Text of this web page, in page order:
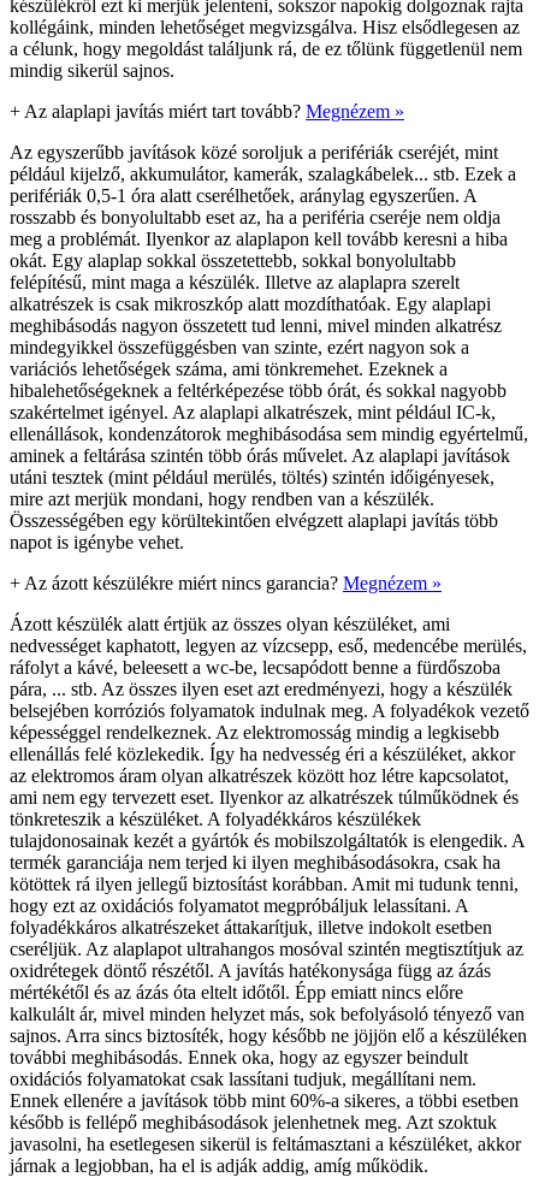
készülékről ezt ki merjük jelenteni, sokszor napokig dolgoznak rajta
kollégáink, minden lehetőséget megvizsgálva. Hisz elsődlegesen az
a célunk, hogy megoldást találjunk rá, de ez tőlünk függetlenül nem
mindig sikerül sajnos.
+ Az alaplapi javítás miért tart tovább? Megnézem »
Az egyszerűbb javítások közé soroljuk a perifériák cseréjét, mint
például kijelző, akkumulátor, kamerák, szalagkábelek... stb. Ezek a
perifériák 0,5-1 óra alatt cserélhetőek, aránylag egyszerűen. A
rosszabb és bonyolultabb eset az, ha a periféria cseréje nem oldja
meg a problémát. Ilyenkor az alaplapon kell tovább keresni a hiba
okát. Egy alaplap sokkal összetettebb, sokkal bonyolultabb
felépítésű, mint maga a készülék. Illetve az alaplapra szerelt
alkatrészek is csak mikroszkóp alatt mozdíthatóak. Egy alaplapi
meghibásodás nagyon összetett tud lenni, mivel minden alkatrész
mindegyikkel összefüggésben van szinte, ezért nagyon sok a
variációs lehetőségek száma, ami tönkremehet. Ezeknek a
hibalehetőségeknek a feltérképezése több órát, és sokkal nagyobb
szakértelmet igényel. Az alaplapi alkatrészek, mint például IC-k,
ellenállások, kondenzátorok meghibásodása sem mindig egyértelmű,
aminek a feltárása szintén több órás művelet. Az alaplapi javítások
utáni tesztek (mint például merülés, töltés) szintén időigényesek,
mire azt merjük mondani, hogy rendben van a készülék.
Összességében egy körültekintően elvégzett alaplapi javítás több
napot is igénybe vehet.
+ Az ázott készülékre miért nincs garancia? Megnézem »
Ázott készülék alatt értjük az összes olyan készüléket, ami
nedvességet kaphatott, legyen az vízcsepp, eső, medencébe merülés,
ráfolyt a kávé, beleesett a wc-be, lecsapódott benne a fürdőszoba
pára, ... stb. Az összes ilyen eset azt eredményezi, hogy a készülék
belsejében korróziós folyamatok indulnak meg. A folyadékok vezető
képességgel rendelkeznek. Az elektromosság mindig a legkisebb
ellenállás felé közlekedik. Így ha nedvesség éri a készüléket, akkor
az elektromos áram olyan alkatrészek között hoz létre kapcsolatot,
ami nem egy tervezett eset. Ilyenkor az alkatrészek túlműködnek és
tönkreteszik a készüléket. A folyadékkáros készülékek
tulajdonosainak kezét a gyártók és mobilszolgáltatók is elengedik. A
termék garanciája nem terjed ki ilyen meghibásodásokra, csak ha
kötöttek rá ilyen jellegű biztosítást korábban. Amit mi tudunk tenni,
hogy ezt az oxidációs folyamatot megpróbáljuk lelassítani. A
folyadékkáros alkatrészeket áttakarítjuk, illetve indokolt esetben
cseréljük. Az alaplapot ultrahangos mosóval szintén megtisztítjuk az
oxidrétegek döntő részétől. A javítás hatékonysága függ az ázás
mértékétől és az ázás óta eltelt időtől. Épp emiatt nincs előre
kalkulált ár, mivel minden helyzet más, sok befolyásoló tényező van
sajnos. Arra sincs biztosíték, hogy később ne jöjjön elő a készüléken
további meghibásodás. Ennek oka, hogy az egyszer beindult
oxidációs folyamatokat csak lassítani tudjuk, megállítani nem.
Ennek ellenére a javítások több mint 60%-a sikeres, a többi esetben
később is fellépő meghibásodások jelenhetnek meg. Azt szoktuk
javasolni, ha esetlegesen sikerül is feltámasztani a készüléket, akkor
járnak a legjobban, ha el is adják addig, amíg működik.